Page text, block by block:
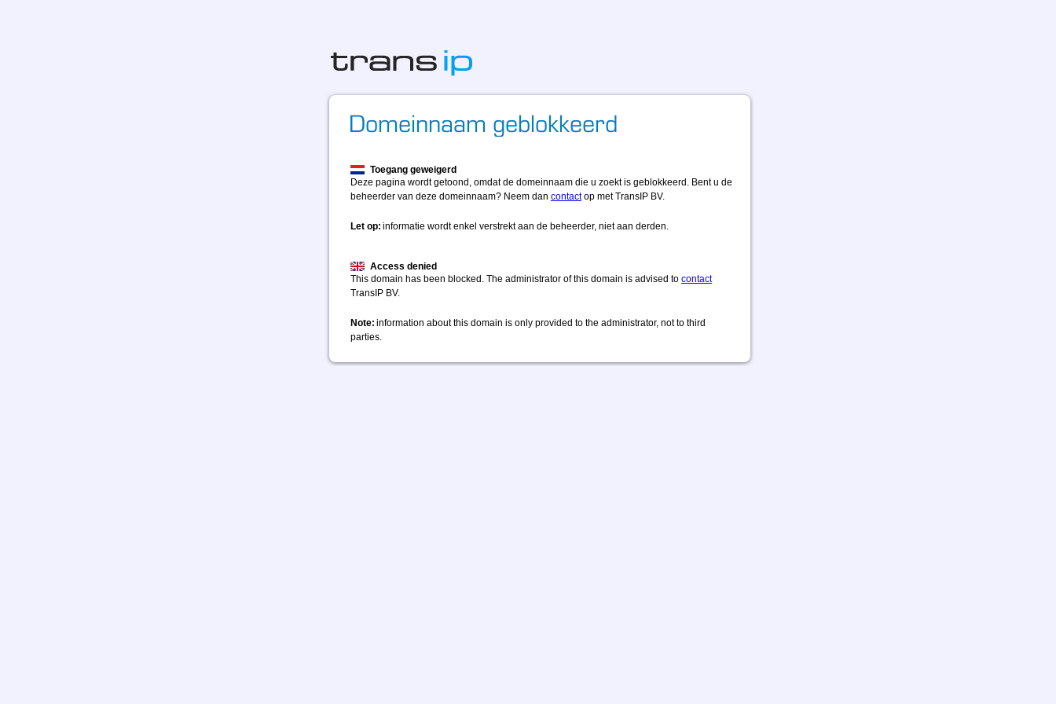
Toegang geweigerd
Deze pagina wordt getoond, omdat de domeinnaam die u zoekt is geblokkeerd. Bent u de
beheerder van deze domeinnaam? Neem dan contactop met TransIP BV.
Let op: informatie wordt enkel verstrekt aan de beheerder, niet aan derden.
Access denied
This domain has been blocked. The administrator of this domain is advised to contact
TransIP BV.
Note: information about this domain is only provided to the administrator, not to third
parties.